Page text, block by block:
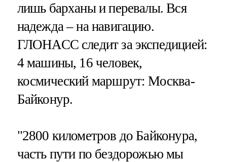
лишь барханы и перевалы. Вся
надежда – на навигацию.
ГЛОНАСС следит за экспедицией:
4 машины, 16 человек,
космический маршрут: Москва-
Байконур.
"2800 километров до Байконура,
часть пути по бездорожью мы